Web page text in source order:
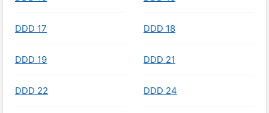
DDD 17 DDD 18
DDD 19 DDD 21
DDD 22 DDD 24